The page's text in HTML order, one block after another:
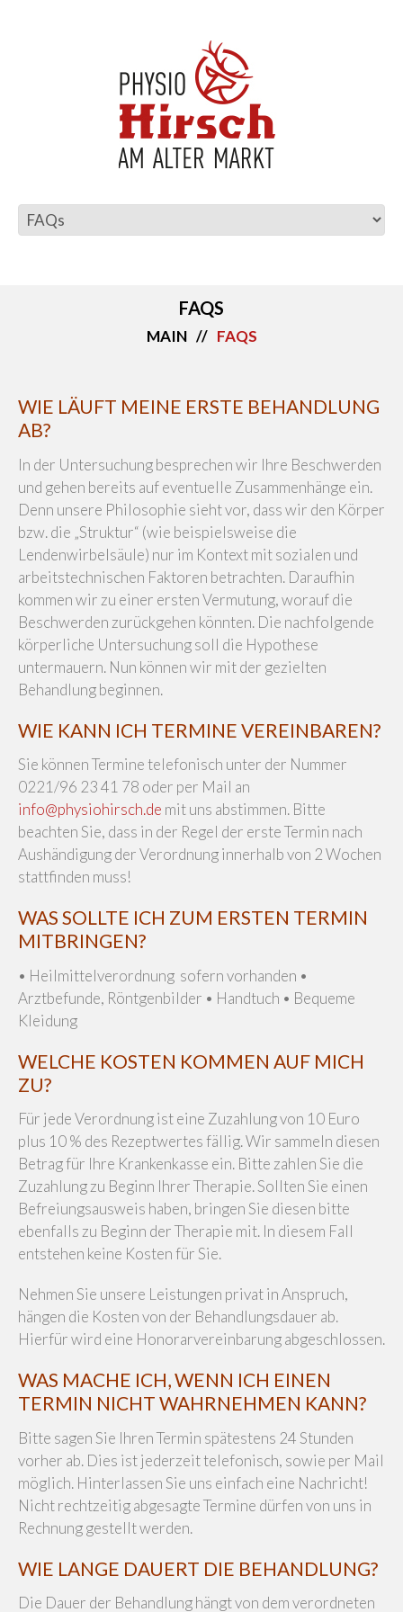
FAQS
MAIN FAQS
WIE LÄUFT MEINE ERSTE BEHANDLUNG
AB?
In der Untersuchung besprechen wir Ihre Beschwerden
und gehen bereits auf eventuelle Zusammenhänge ein.
Denn unsere Philosophie sieht vor, dass wir den Körper
bzw. die „Struktur“ (wie beispielsweise die
Lendenwirbelsäule) nur im Kontext mit sozialen und
arbeitstechnischen Faktoren betrachten. Daraufhin
kommen wir zu einer ersten Vermutung, worauf die
Beschwerden zurückgehen könnten. Die nachfolgende
körperliche Untersuchung soll die Hypothese
untermauern. Nun können wir mit der gezielten
Behandlung beginnen.
WIE KANN ICH TERMINE VEREINBAREN?
Sie können Termine telefonisch unter der Nummer
0221/96 23 41 78 oder per Mail an
info@physiohirsch.de mit uns abstimmen. Bitte
beachten Sie, dass in der Regel der erste Termin nach
Aushändigung der Verordnung innerhalb von 2 Wochen
stattfinden muss!
WAS SOLLTE ICH ZUM ERSTEN TERMIN
MITBRINGEN?
• Heilmittelverordnung sofern vorhanden •
Arztbefunde, Röntgenbilder • Handtuch • Bequeme
Kleidung
WELCHE KOSTEN KOMMEN AUF MICH
ZU?
Für jede Verordnung ist eine Zuzahlung von 10 Euro
plus 10 % des Rezeptwertes fällig. Wir sammeln diesen
Betrag für Ihre Krankenkasse ein. Bitte zahlen Sie die
Zuzahlung zu Beginn Ihrer Therapie. Sollten Sie einen
Befreiungsausweis haben, bringen Sie diesen bitte
ebenfalls zu Beginn der Therapie mit. In diesem Fall
entstehen keine Kosten für Sie.
Nehmen Sie unsere Leistungen privat in Anspruch,
hängen die Kosten von der Behandlungsdauer ab.
Hierfür wird eine Honorarvereinbarung abgeschlossen.
WAS MACHE ICH, WENN ICH EINEN
TERMIN NICHT WAHRNEHMEN KANN?
Bitte sagen Sie Ihren Termin spätestens 24 Stunden
vorher ab. Dies ist jederzeit telefonisch, sowie per Mail
möglich. Hinterlassen Sie uns einfach eine Nachricht!
Nicht rechtzeitig abgesagte Termine dürfen von uns in
Rechnung gestellt werden.
WIE LANGE DAUERT DIE BEHANDLUNG?
Die Dauer der Behandlung hängt von dem verordneten